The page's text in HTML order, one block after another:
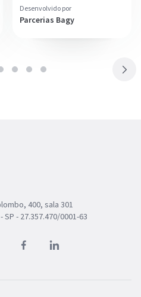
Desenvolvido por
Parcerias Bagy
400, sala 301
- 27.357.470/0001-63